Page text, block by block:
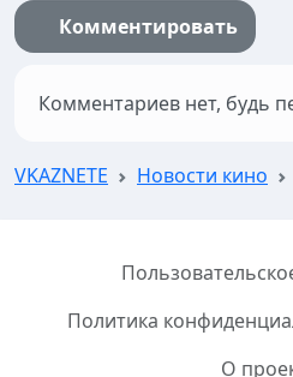
Комментировать
Комментариев нет, будь
VKAZNETE Новости кино
Политика
О